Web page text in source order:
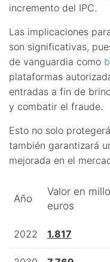
incremento del IPC.
Las implicaciones
son significativas,
de vanguardia como
plataformas
entradas a fin de
y combatir el fraude.
Esto no solo
también garantizará
mejorada en el
Año
Valor en
euros
2022 1.817